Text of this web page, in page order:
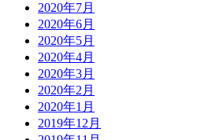
2020年7月
2020年6月
2020年5月
2020年4月
2020年3月
2020年2月
2020年1月
2019年12月